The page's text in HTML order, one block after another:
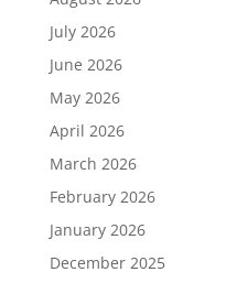
July 2026
June 2026
May 2026
April 2026
March 2026
February 2026
January 2026
December 2025